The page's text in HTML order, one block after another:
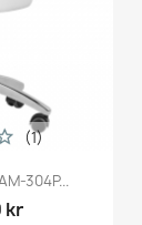
304P...
kr
(1)